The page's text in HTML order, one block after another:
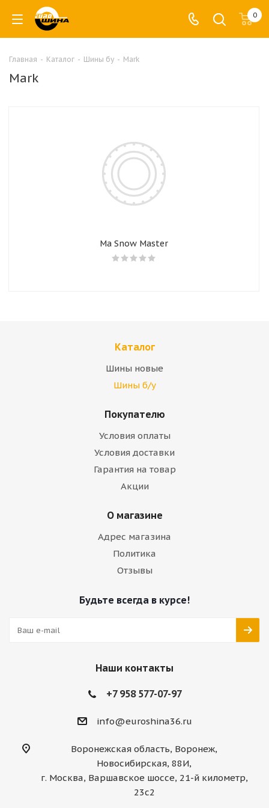
0
Главная - Каталог - Шины бу - Mark
Mark
Ma Snow Master
Каталог
Шины новые
Шины б/у
Покупателю
Условия оплаты
Условия доставки
Гарантия на товар
Акции
О магазине
Адрес магазина
Политика
Отзывы
Будьте всегда в курсе!
Наши контакты
+7 958 577-07-97
info@euroshina36.ru
Воронежская область, Воронеж,
Новосибирская, 88И,
г. Москва, Варшавское шоссе, 21-й километр,
23с2